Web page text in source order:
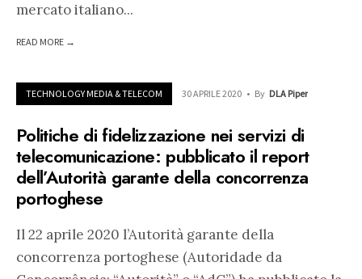
mercato italiano...
READ MORE →
TECHNOLOGY MEDIA & TELECOM 30 APRILE 2020 • By DLA Piper
Politiche di fidelizzazione nei servizi di
telecomunicazione: pubblicato il report
dell’Autorità garante della concorrenza
portoghese
Il 22 aprile 2020 l’Autorità garante della
concorrenza portoghese (Autoridade da